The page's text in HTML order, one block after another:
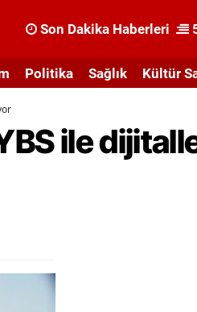
Son Dakika Haberleri
Politika Sağlık Kültür
ile